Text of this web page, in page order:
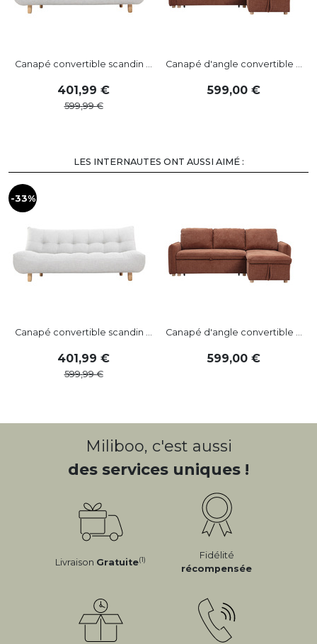
Canapé convertible scandin ...
401 ,99
599,99
Canapé d'angle convertible ...
599,00
LES INTERNAUTES ONT AUSSI AIMÉ :
-33%
Canapé convertible scandin ...
401 ,99
599,99
Canapé d'angle convertible ...
599,00
Miliboo, c'est aussi
des services uniques !
Livraison Gratuite(1)
Fidélité
récompensée